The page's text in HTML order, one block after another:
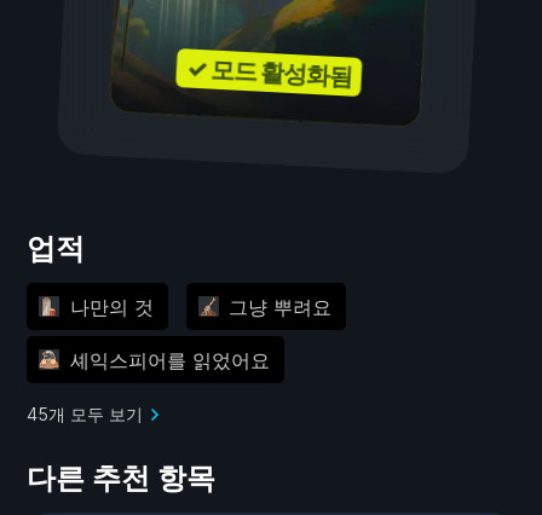
✓ 모드 활성화됨
업적
나만의 것 그냥 뿌려요
셰익스피어를 읽었어요
45개 모두 보기
다른 추천 항목